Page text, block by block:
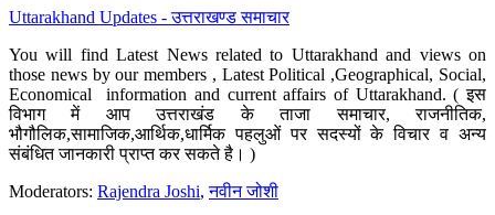
Uttarakhand Updates - उत्तराखण्ड समाचार
You will find Latest News related to Uttarakhand and views on
those news by our members , Latest Political ,Geographical, Social,
Economical information and current affairs of Uttarakhand. ( इस
विभाग में आप उत्तराखंड के ताजा समाचार, राजनीतिक,
भौगौलिक,सामाजिक,आर्थिक,धार्मिक पहलुओं पर सदस्यों के विचार व अन्य
संबंधित जानकारी प्राप्त कर सकते है। )
Moderators: Rajendra Joshi,नवीन जोशी